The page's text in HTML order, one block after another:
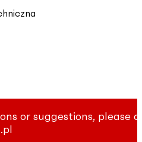
or suggestions, please